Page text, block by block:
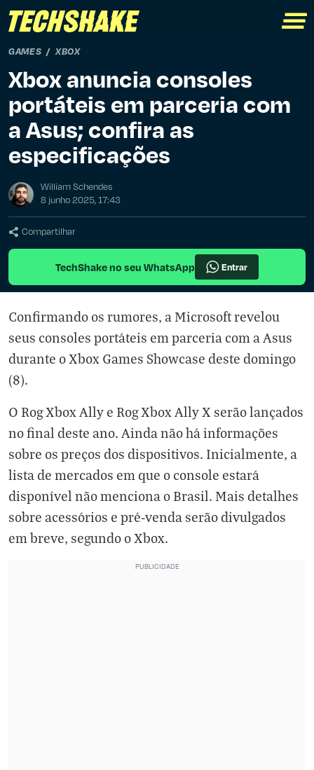
GAMES XBOX
Xbox anuncia consoles
portáteis em parceria com
a Asus; confira as
especificações
William Schendes
8 junho 2025, 17:43
Compartilhar
TechShake no seu WhatsApp Entrar
Confirmando os rumores, a Microsoft revelou
seus consoles portáteis em parceria com a Asus
durante o Xbox Games Showcase deste domingo
(8).
O Rog Xbox Ally e Rog Xbox Ally X serão lançados
no final deste ano. Ainda não há informações
sobre os preços dos dispositivos. Inicialmente, a
lista de mercados em que o console estará
disponível não menciona o Brasil. Mais detalhes
sobre acessórios e pré-venda serão divulgados
em breve, segundo o Xbox.